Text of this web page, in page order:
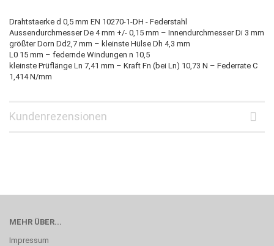
Drahtstaerke d 0,5 mm EN 10270-1-DH - Federstahl
Aussendurchmesser De 4 mm +/- 0,15 mm – Innendurchmesser Di 3 mm
größter Dorn Dd2,7 mm – kleinste Hülse Dh 4,3 mm
L0 15 mm – federnde Windungen n 10,5
kleinste Prüflänge Ln 7,41 mm – Kraft Fn (bei Ln) 10,73 N – Federrate C
1,414 N/mm
Kundenrezensionen
MEHR ÜBER...
Impressum